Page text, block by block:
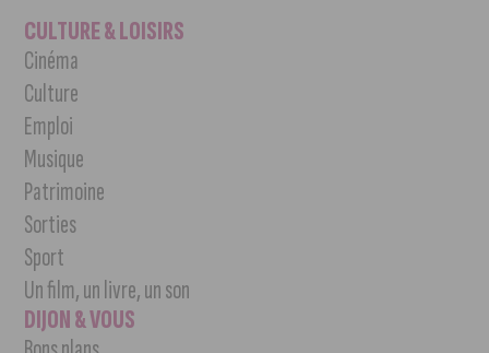
CULTURE & LOISIRS
Cinéma
Culture
Emploi
Musique
Patrimoine
Sorties
Sport
Un film, un livre, un son
DIJON & VOUS